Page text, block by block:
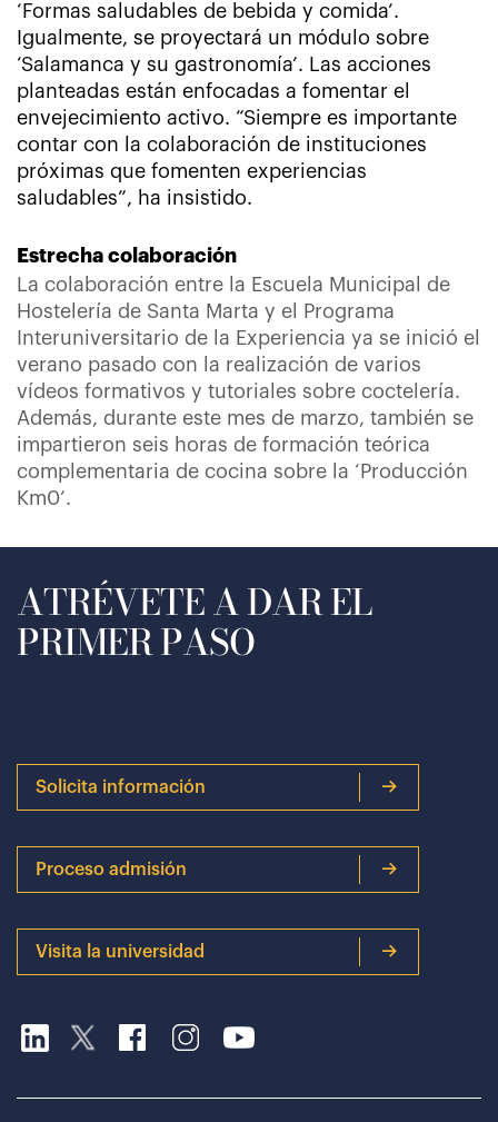
‘Formas saludables de bebida y comida’.
Igualmente, se proyectará un módulo sobre
‘Salamanca y su gastronomía’. Las acciones
planteadas están enfocadas a fomentar el
envejecimiento activo. “Siempre es importante
contar con la colaboración de instituciones
próximas que fomenten experiencias
saludables”, ha insistido.
Estrecha colaboración
La colaboración entre la Escuela Municipal de
Hostelería de Santa Marta y el Programa
Interuniversitario de la Experiencia ya se inició el
verano pasado con la realización de varios
vídeos formativos y tutoriales sobre coctelería.
Además, durante este mes de marzo, también se
impartieron seis horas de formación teórica
complementaria de cocina sobre la ‘Producción
Km0’.
ATRÉVETE A DAR EL
PRIMER PASO
Solicita información
Proceso admisión
Visita la universidad